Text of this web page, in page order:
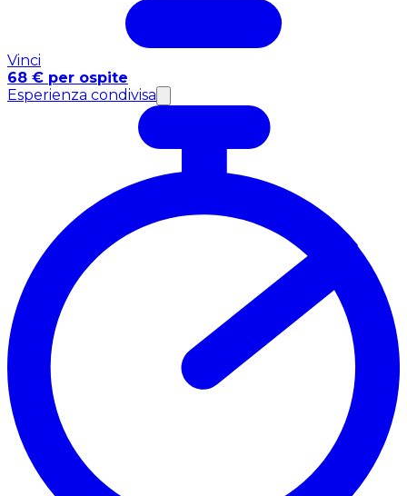
Vinci
68 € per ospite
Esperienza condivisa